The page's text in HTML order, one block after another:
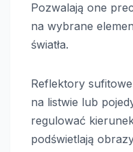
Pozwalają one
na wybrane
światła.
Reflektory
na listwie lub
regulować
podświetlają